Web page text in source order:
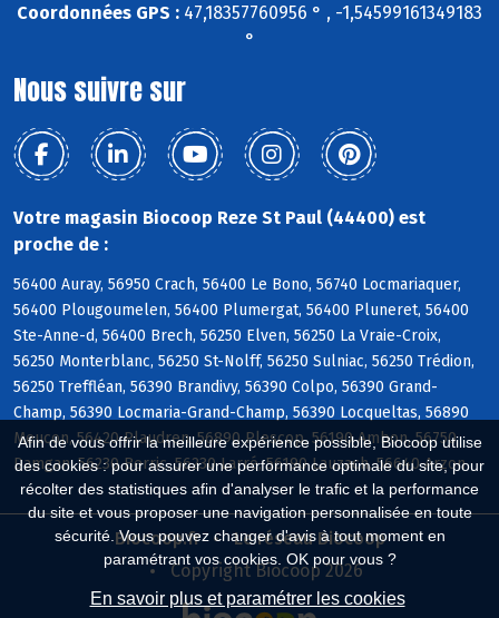
Afin de vous offrir la meilleure expérience possible, Biocoop utilise
des cookies : pour assurer une performance optimale du site, pour
récolter des statistiques afin d'analyser le trafic et la performance
du site et vous proposer une navigation personnalisée en toute
sécurité. Vous pouvez changer d'avis à tout moment en
paramétrant vos cookies. OK pour vous ?
En savoir plus et paramétrer les cookies
Coordonnées GPS : 47,18357760956 ° , -1,54599161349183
°
Nous suivre sur
Votre magasin Biocoop Reze St Paul (44400) est
proche de :
56400 Auray, 56950 Crach, 56400 Le Bono, 56740 Locmariaquer,
56400 Plougoumelen, 56400 Plumergat, 56400 Pluneret, 56400
Ste-Anne-d, 56400 Brech, 56250 Elven, 56250 La Vraie-Croix,
56250 Monterblanc, 56250 St-Nolff, 56250 Sulniac, 56250 Trédion,
56250 Treffléan, 56390 Brandivy, 56390 Colpo, 56390 Grand-
Champ, 56390 Locmaria-Grand-Champ, 56390 Locqueltas, 56890
Meucon, 56420 Plaudren, 56890 Plescop, 56190 Ambon, 56750
Damgan, 56230 Berric, 56230 Larré, 56190 Lauzach, 56640 Arzon
Biocoop.fr
Le réseau Biocoop
Copyright Biocoop 2026